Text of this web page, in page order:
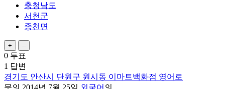
충청남도
서천군
종천면
0 투표
1 답변
경기도 안산시 단원구 원시동 이마트백화점 영어로
문의 2014년 7월 25일 외국어 의